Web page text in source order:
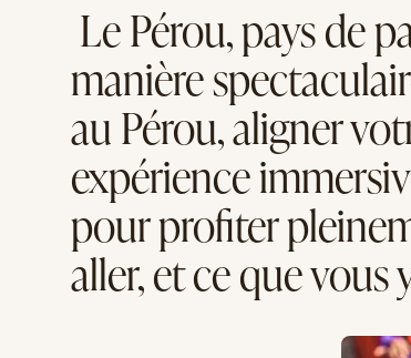
Le Pérou, pays de
manière
au Pérou, aligner
expérience
pour profiter
aller, et ce que vous